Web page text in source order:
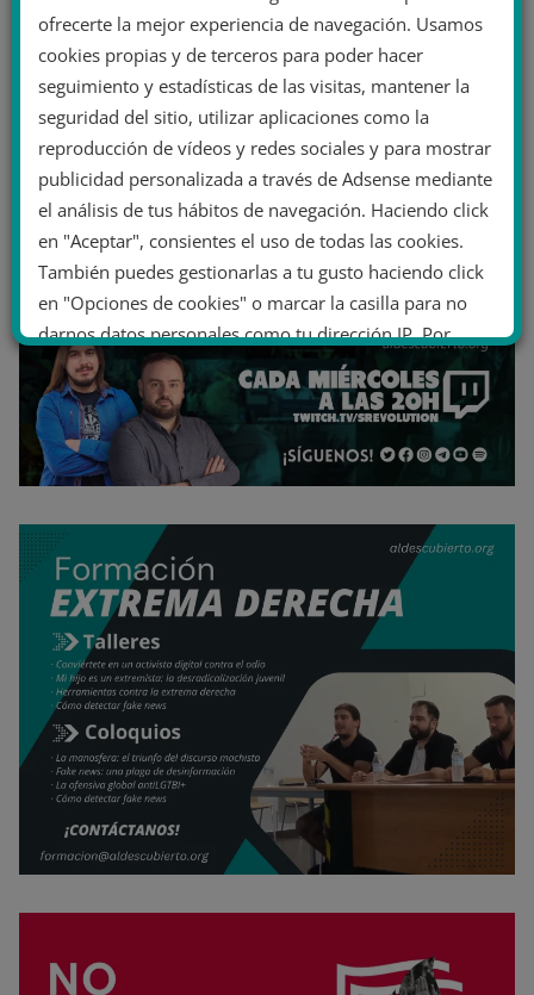
ofrecerte la mejor experiencia de navegación. Usamos
cookies propias y de terceros para poder hacer
seguimiento y estadísticas de las visitas, mantener la
seguridad del sitio, utilizar aplicaciones como la
reproducción de vídeos y redes sociales y para mostrar
publicidad personalizada a través de Adsense mediante
el análisis de tus hábitos de navegación. Haciendo click
en "Aceptar", consientes el uso de todas las cookies.
También puedes gestionarlas a tu gusto haciendo click
en "Opciones de cookies" o marcar la casilla para no
darnos datos personales como tu dirección IP. Por
último, puedes leer nuestra Política de cookies.
No dar mi información personal
.
Rechazar cookies Política de cookies